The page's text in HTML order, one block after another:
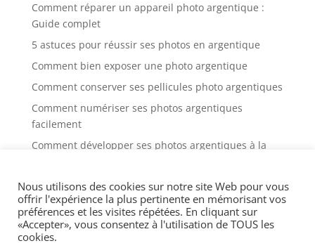
Comment réparer un appareil photo argentique :
Guide complet
5 astuces pour réussir ses photos en argentique
Comment bien exposer une photo argentique
Comment conserver ses pellicules photo argentiques
Comment numériser ses photos argentiques
facilement
Comment développer ses photos argentiques à la
Nous utilisons des cookies sur notre site Web pour vous
offrir l'expérience la plus pertinente en mémorisant vos
préférences et les visites répétées. En cliquant sur
«Accepter», vous consentez à l'utilisation de TOUS les
cookies.